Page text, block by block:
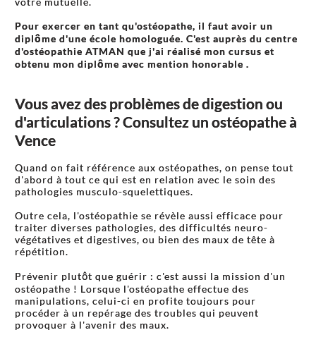
Pour exercer en tant qu'ostéopathe, il faut avoir un
diplôme d'une école homologuée. C'est auprès du centre
d'ostéopathie ATMAN que j'ai réalisé mon cursus et
obtenu mon diplôme avec mention honorable .
Vous avez des problèmes de digestion ou
d'articulations ? Consultez un ostéopathe à
Vence
Quand on fait référence aux ostéopathes, on pense tout
d'abord à tout ce qui est en relation avec le soin des
pathologies musculo-squelettiques.
Outre cela, l'ostéopathie se révèle aussi efficace pour
traiter diverses pathologies, des difficultés neuro-
végétatives et digestives, ou bien des maux de tête à
répétition.
Prévenir plutôt que guérir : c'est aussi la mission d'un
ostéopathe ! Lorsque l'ostéopathe effectue des
manipulations, celui-ci en profite toujours pour
procéder à un repérage des troubles qui peuvent
provoquer à l'avenir des maux.